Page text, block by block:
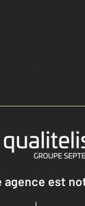
à mon
agence est